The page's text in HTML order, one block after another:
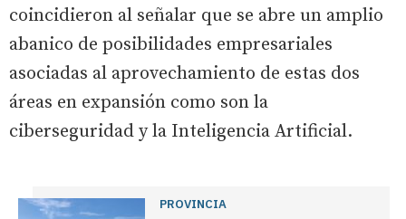
coincidieron al señalar que se abre un amplio
abanico de posibilidades empresariales
asociadas al aprovechamiento de estas dos
áreas en expansión como son la
ciberseguridad y la Inteligencia Artificial.
PROVINCIA